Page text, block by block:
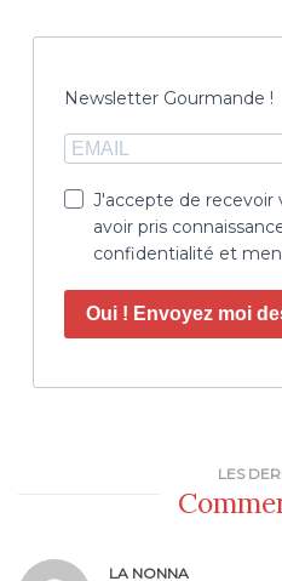
Newsletter Gourmande !
J'accepte de recevoir
avoir pris
confidentialité et
Oui ! Envoyez moi
LES
LA NONNA